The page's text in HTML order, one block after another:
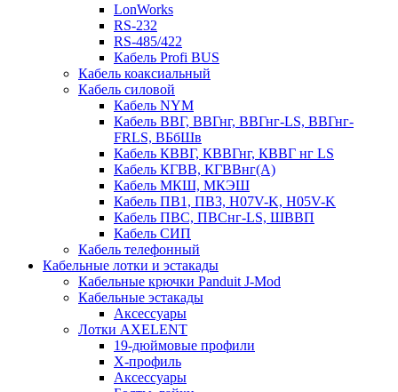
LonWorks
RS-232
RS-485/422
Кабель Profi BUS
Кабель коаксиальный
Кабель силовой
Кабель NYM
Кабель ВВГ, ВВГнг, ВВГнг-LS, ВВГнг-
FRLS, ВБбШв
Кабель КВВГ, КВВГнг, КВВГ нг LS
Кабель КГВВ, КГВВнг(А)
Кабель МКШ, МКЭШ
Кабель ПВ1, ПВ3, H07V-K, H05V-K
Кабель ПВС, ПВСнг-LS, ШВВП
Кабель СИП
Кабель телефонный
Кабельные лотки и эстакады
Кабельные крючки Panduit J-Mod
Кабельные эстакады
Аксессуары
Лотки AXELENT
19-дюймовые профили
X-профиль
Аксессуары